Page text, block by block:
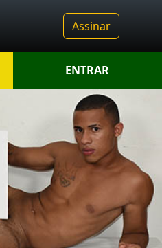
Assinar
ENTRAR